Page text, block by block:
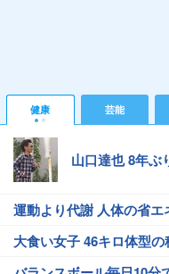
健康 芸能
山口達也 8年ぶ
運動より代謝 人体の省エ
大食い女子 46キロ体型の